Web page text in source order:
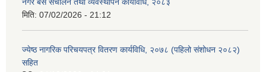
मिति: 07/02/2026 - 21:12
ज्येष्ठ नागरिक परिचयपत्र वितरण कार्यविधि, २०७८ (पहिलो संशोधन २०८२)
सहित